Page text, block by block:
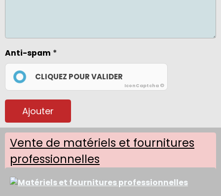
Anti-spam
CLIQUEZ POUR VALIDER
IconCaptcha ©
Ajouter
Vente de matériels et fournitures
professionnelles